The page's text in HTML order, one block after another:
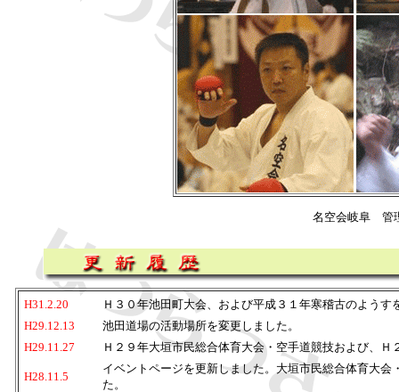
名空会岐阜 管
H31.2.20
Ｈ３０年池田町大会、および平成３１年寒稽古のようす
H29.12.13
池田道場の活動場所を変更しました。
H29.11.27
Ｈ２９年大垣市民総合体育大会・空手道競技および、
H28.11.5
イベントページを更新しました。大垣市民総合体育大
た。